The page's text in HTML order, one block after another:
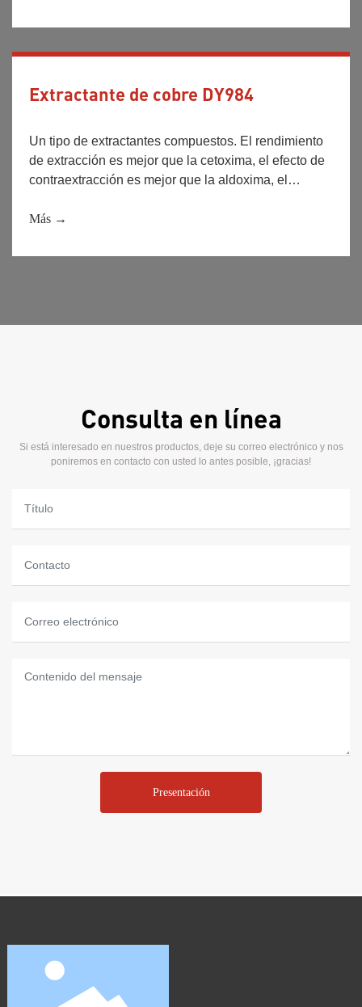
Extractante de cobre DY984
Un tipo de extractantes compuestos. El rendimiento
de extracción es mejor que la cetoxima, el efecto de
contraextracción es mejor que la aldoxima, el
no fácil de descomponer.
Más →
Consulta en línea
Si está interesado en nuestros productos, deje su correo electrónico y nos
poniremos en contacto con usted lo antes posible, ¡gracias!
Presentación